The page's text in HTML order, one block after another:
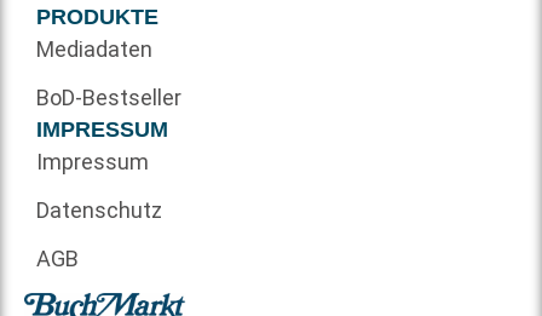
PRODUKTE
Mediadaten
BoD-Bestseller
IMPRESSUM
Impressum
Datenschutz
AGB